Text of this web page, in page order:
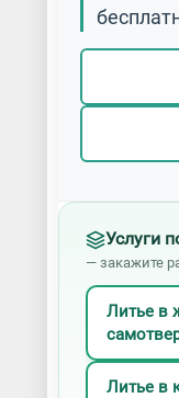
Услуги
— закажите
Литье в
Литье в